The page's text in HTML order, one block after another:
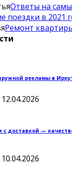
Ответы на
поездки в 2021
Ремонт
рекламы в
12.04.2026
с доставкой —
10.04.2026